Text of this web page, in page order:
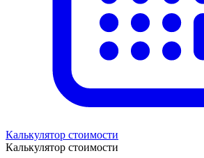
Калькулятор стоимости
Калькулятор стоимости